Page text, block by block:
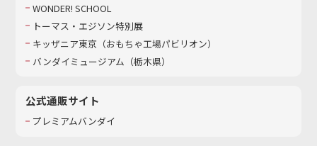
WONDER! SCHOOL
トーマス・エジソン特別展
キッザニア東京（おもちゃ工場パビリオン）​
バンダイミュージアム（栃木県）
公式通販サイト
プレミアムバンダイ